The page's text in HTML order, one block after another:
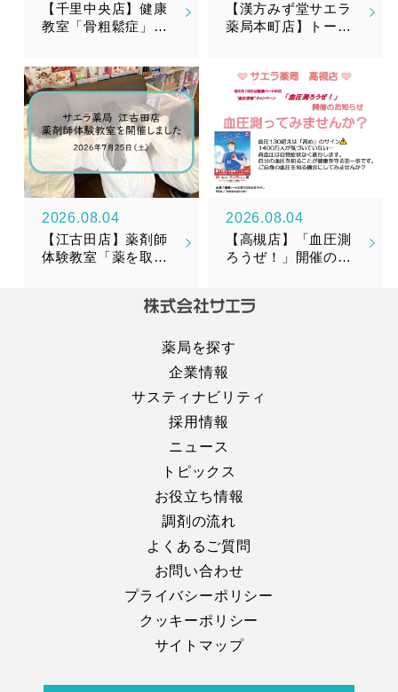
【千里中央店】健康
教室「骨粗鬆症」を
【漢方みず堂サエラ
薬局本町店】トータ
（かんびとうか）』
新発売のお知らせ
2026.08.04
【江古田店】薬剤師
体験教室「薬を取り
2026.08.04
【高槻店】「血圧測
ろうぜ！」開催のお
薬局を探す
企業情報
サスティナビリティ
採用情報
ニュース
トピックス
お役立ち情報
調剤の流れ
よくあるご質問
お問い合わせ
プライバシーポリシー
クッキーポリシー
サイトマップ